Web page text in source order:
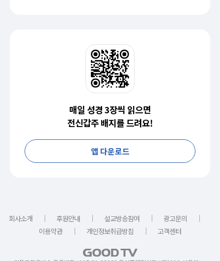
매일 성경 3장씩 읽으면
전신갑주 배지를 드려요!
앱 다운로드
회사소개 ｜ 후원안내 ｜ 설교방송참여 ｜ 광고문의
｜
이용약관
｜ 개인정보취급방침 ｜ 고객센터